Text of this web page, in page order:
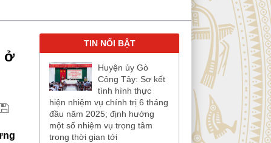
ở
TIN NỔI BẬT
Huyện ủy Gò
Công Tây: Sơ kết
tình hình thực
hiện nhiệm vụ chính trị 6 tháng
đầu năm 2025; định hướng
một số nhiệm vụ trọng tâm
trong thời gian tới